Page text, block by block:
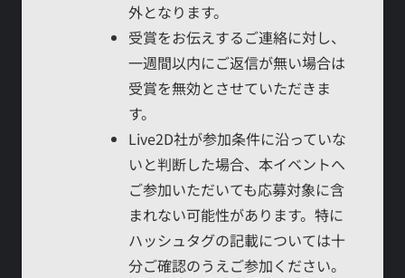
外となります。
受賞をお伝えするご連絡に対し、
一週間以内にご返信が無い場合は
受賞を無効とさせていただきま
す。
Live2D社が参加条件に沿っていな
いと判断した場合、本イベントへ
ご参加いただいても応募対象に含
まれない可能性があります。特に
ハッシュタグの記載については十
分ご確認のうえご参加ください。